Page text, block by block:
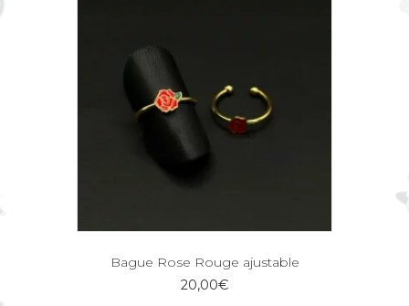
Bague Rose Rouge ajustable
20,00€